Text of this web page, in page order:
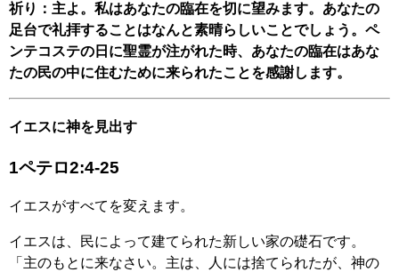
祈り：主よ。私はあなたの臨在を切に望みます。あなたの
足台で礼拝することはなんと素晴らしいことでしょう。ペ
ンテコステの日に聖霊が注がれた時、あなたの臨在はあな
たの民の中に住むために来られたことを感謝します。
イエスに神を見出す
1ペテロ2:4-25
イエスがすべてを変えます。
イエスは、民によって建てられた新しい家の礎石です。
「主のもとに来なさい。主は、人には捨てられたが、神の